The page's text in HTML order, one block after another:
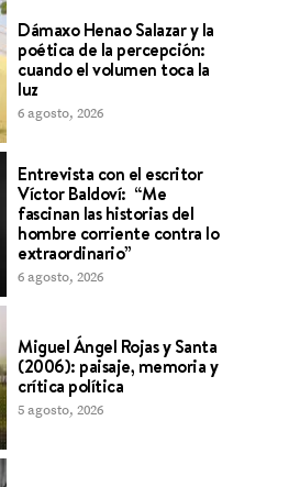
Dámaxo Henao Salazar y la
poética de la percepción:
cuando el volumen toca la
luz
6 agosto, 2026
Entrevista con el escritor
Víctor Baldoví: “Me
fascinan las historias del
hombre corriente contra lo
extraordinario”
6 agosto, 2026
Miguel Ángel Rojas y Santa
(2006): paisaje, memoria y
crítica política
5 agosto, 2026